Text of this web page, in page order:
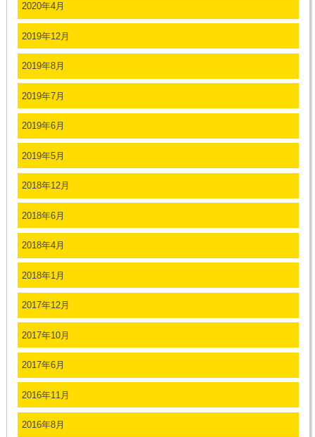
2020年4月
2019年12月
2019年8月
2019年7月
2019年6月
2019年5月
2018年12月
2018年6月
2018年4月
2018年1月
2017年12月
2017年10月
2017年6月
2016年11月
2016年8月